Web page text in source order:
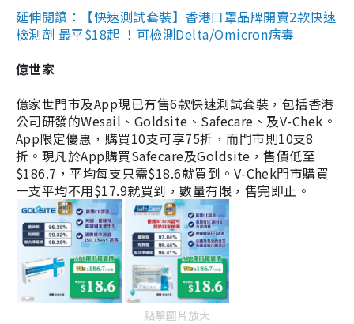
延伸閱讀：【快速測試套裝】香港口罩品牌開賣2款快速
檢測劑 最平$18起 ！可檢測Delta/Omicron病毒
億世家
億家世門市及App現已有售6款快速測試套裝，包括香港
公司研發的Wesail、Goldsite、Safecare、及V-Chek。
App限定優惠，購買10支可享75折，而門市則10支8
折。現凡於App購買Safecare及Goldsite，售價低至
$186.7，平均每支只需$18.6就買到。V-Chek門市購買
一支平均不用$17.9就買到，數量有限，售完即止。
點擊圖片放大